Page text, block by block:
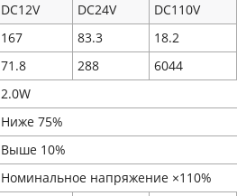
DC12V DC24V DC110V
167 83.3 18.2
71.8 288 6044
2.0W
Ниже 75%
Выше 10%
Номинальное напряжение ×110%